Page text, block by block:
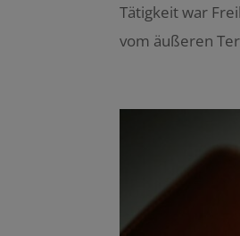
Tätigkeit war
vom äußeren